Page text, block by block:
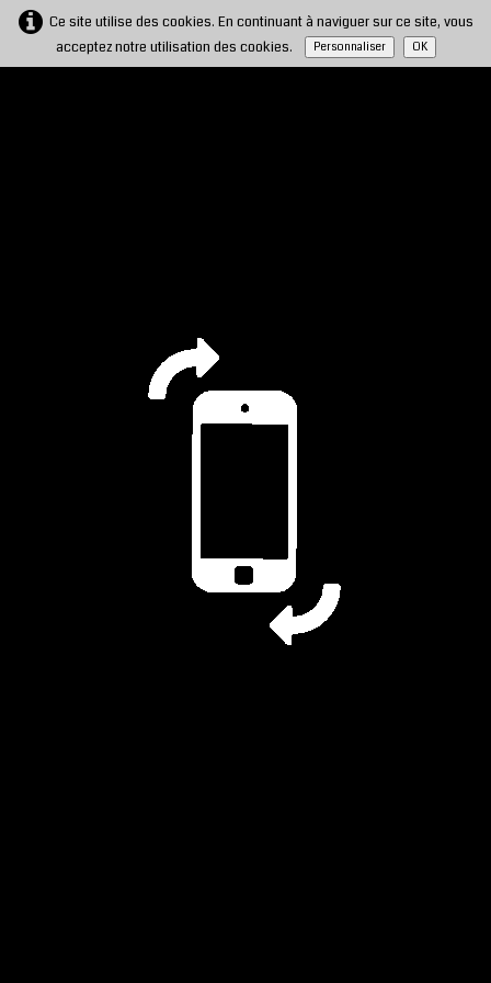
Ce site utilise des cookies. En continuant à naviguer sur ce site, vous
acceptez notre utilisation des cookies.
Personnaliser OK